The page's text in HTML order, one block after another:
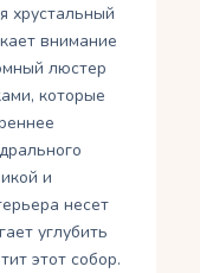
хрустальный
внимание
люстер
которые
и
несет
углубить
этот собор.